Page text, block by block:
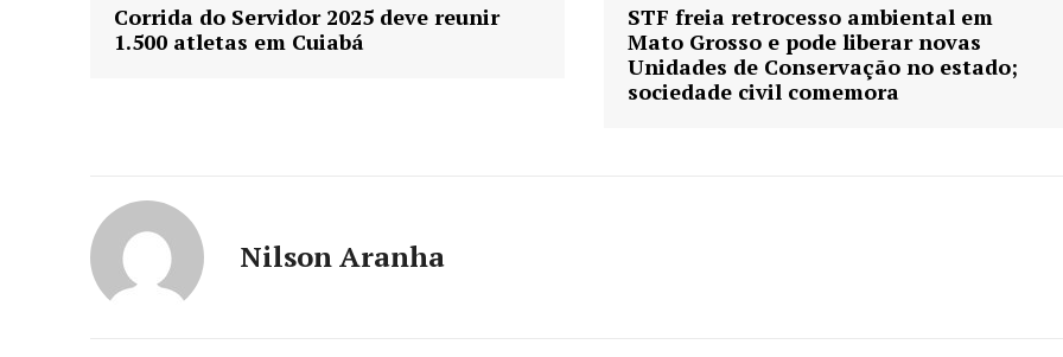
Corrida do Servidor 2025 deve reunir
1.500 atletas em Cuiabá
STF freia retrocesso ambiental em
Mato Grosso e pode liberar novas
Unidades de Conservação no estado;
sociedade civil comemora
Nilson Aranha